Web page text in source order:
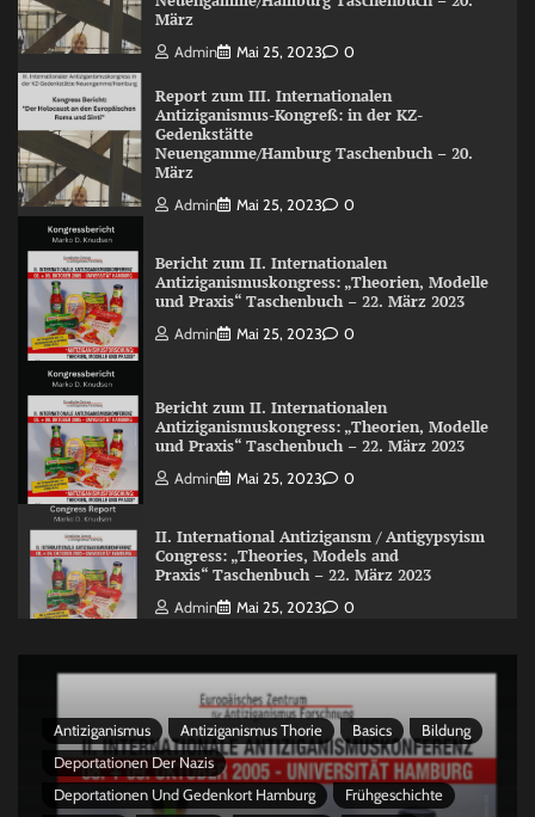
März
Admin Mai 25, 2023 0
Report zum III. Internationalen
Antiziganismus-Kongreß: in der KZ-
Gedenkstätte
Neuengamme/Hamburg Taschenbuch – 20.
März
Admin Mai 25, 2023 0
Bericht zum II. Internationalen
Antiziganismuskongress: „Theorien, Modelle
und Praxis“ Taschenbuch – 22. März 2023
Admin Mai 25, 2023 0
Bericht zum II. Internationalen
Antiziganismuskongress: „Theorien, Modelle
und Praxis“ Taschenbuch – 22. März 2023
Admin Mai 25, 2023 0
II. International Antizigansm / Antigypsyism
Congress: „Theories, Models and
Praxis“ Taschenbuch – 22. März 2023
Admin Mai 25, 2023 0
Antiziganismus Antiziganismus Thorie Basics
Bildung
Deportationen Der Nazis
Deportationen Und Gedenkort Hamburg
Frühgeschichte